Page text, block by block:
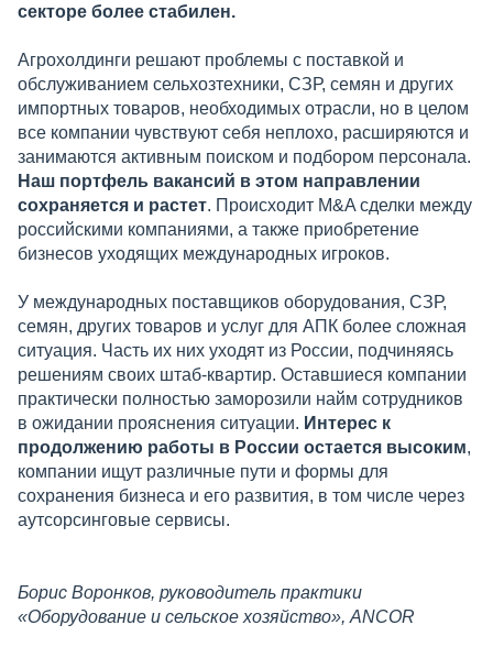
секторе более стабилен.
Агрохолдинги решают проблемы с поставкой и
обслуживанием сельхозтехники, СЗР, семян и других
импортных товаров, необходимых отрасли, но в целом
все компании чувствуют себя неплохо, расширяются и
занимаются активным поиском и подбором персонала.
Наш портфель вакансий в этом направлении
сохраняется и растет. Происходит M&A сделки между
российскими компаниями, а также приобретение
бизнесов уходящих международных игроков.
У международных поставщиков оборудования, СЗР,
семян, других товаров и услуг для АПК более сложная
ситуация. Часть их них уходят из России, подчиняясь
решениям своих штаб-квартир. Оставшиеся компании
практически полностью заморозили найм сотрудников
в ожидании прояснения ситуации. Интерес к
продолжению работы в России остается высоким,
компании ищут различные пути и формы для
сохранения бизнеса и его развития, в том числе через
аутсорсинговые сервисы.
Борис Воронков, руководитель практики
«Оборудование и сельское хозяйство», ANCOR